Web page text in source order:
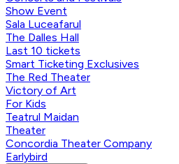
Show Event
Sala Luceafarul
The Dalles Hall
Last 10 tickets
Smart Ticketing Exclusives
The Red Theater
Victory of Art
For Kids
Teatrul Maidan
Theater
Concordia Theater Company
Earlybird